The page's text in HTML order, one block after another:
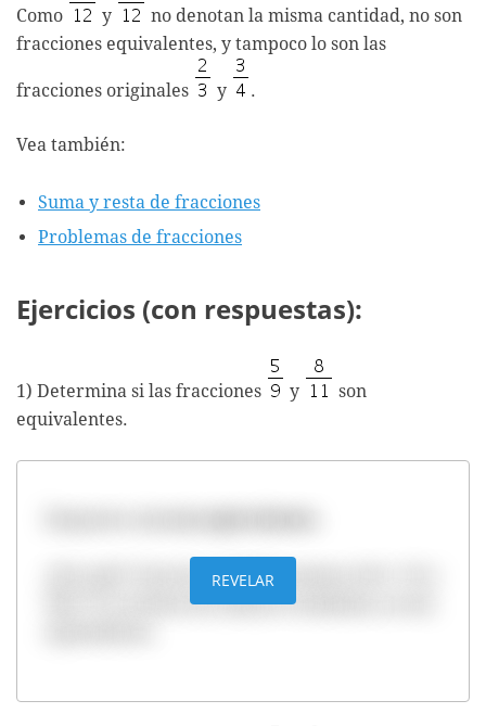
Como y
no denotan la misma cantidad, no son
fracciones equivalentes, y tampoco lo son las
fracciones originales y .
Vea también:
Suma y resta de fracciones
Problemas de fracciones
Ejercicios (con respuestas):
1) Determina si las fracciones y
son
equivalentes.
¿Por qué? Como las multiplicaciones 5x11 =55 y
9x8=72 no tienen los mismos resultados, no son
REVELAR